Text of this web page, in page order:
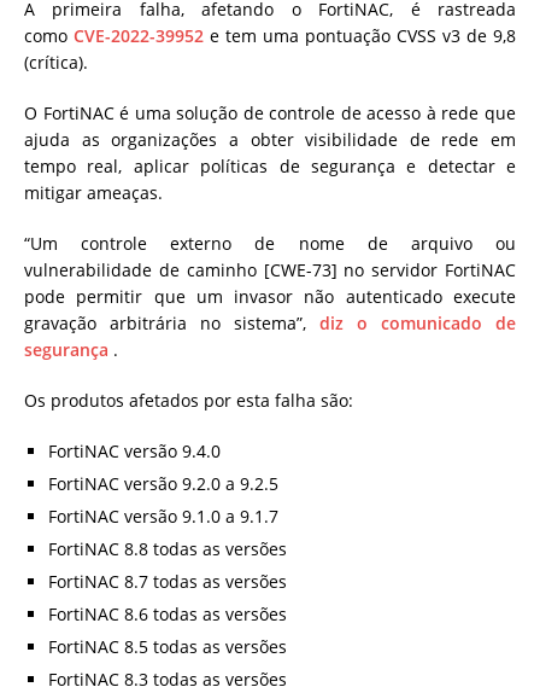
A primeira falha, afetando o FortiNAC, é rastreada
como CVE-2022-39952 e tem uma pontuação CVSS v3 de 9,8
(crítica).
O FortiNAC é uma solução de controle de acesso à rede que
ajuda as organizações a obter visibilidade de rede em
tempo real, aplicar políticas de segurança e detectar e
mitigar ameaças.
“Um controle externo de nome de arquivo ou
vulnerabilidade de caminho [CWE-73] no servidor FortiNAC
pode permitir que um invasor não autenticado execute
gravação arbitrária no sistema”, diz o comunicado de
segurança .
Os produtos afetados por esta falha são:
FortiNAC versão 9.4.0
FortiNAC versão 9.2.0 a 9.2.5
FortiNAC versão 9.1.0 a 9.1.7
FortiNAC 8.8 todas as versões
FortiNAC 8.7 todas as versões
FortiNAC 8.6 todas as versões
FortiNAC 8.5 todas as versões
FortiNAC 8.3 todas as versões